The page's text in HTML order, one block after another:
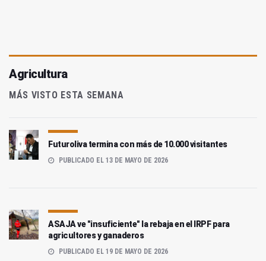
Agricultura
MÁS VISTO ESTA SEMANA
Futuroliva termina con más de 10.000 visitantes
PUBLICADO EL 13 DE MAYO DE 2026
ASAJA ve "insuficiente" la rebaja en el IRPF para
agricultores y ganaderos
PUBLICADO EL 19 DE MAYO DE 2026